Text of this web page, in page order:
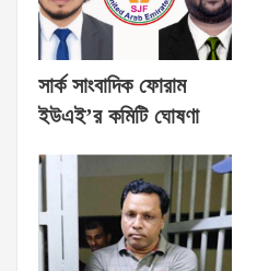
সার্ক সাংবাদিক ফোরাম
ইউএই’র কমিটি ঘোষণা